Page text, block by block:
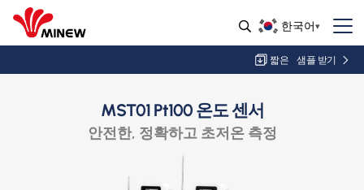
한국어
짧은 샘플 받기
MST01 Pt100 온도 센서
안전한, 정확하고 초저온 측정